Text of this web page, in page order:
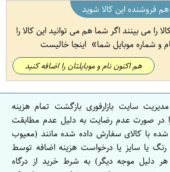
فروشنده این کالا شوید
را می بینند اگر شما هم می توانید این کالا را
و شماره موبایل شما اینجا خالیست
هم اکنون نام و موبایلتان را اضافه کنید
سایت بازارفوری بازگشت تمام هزینه
در صورت عدم رضایت به دلیل عدم مطابقت
شده با کالای سفارش داده شده مانند (معیوب
یا سایز یا درخواست هزینه اضافه توسط
دلیل موجه دیگر) به شرط خرید از درگاه